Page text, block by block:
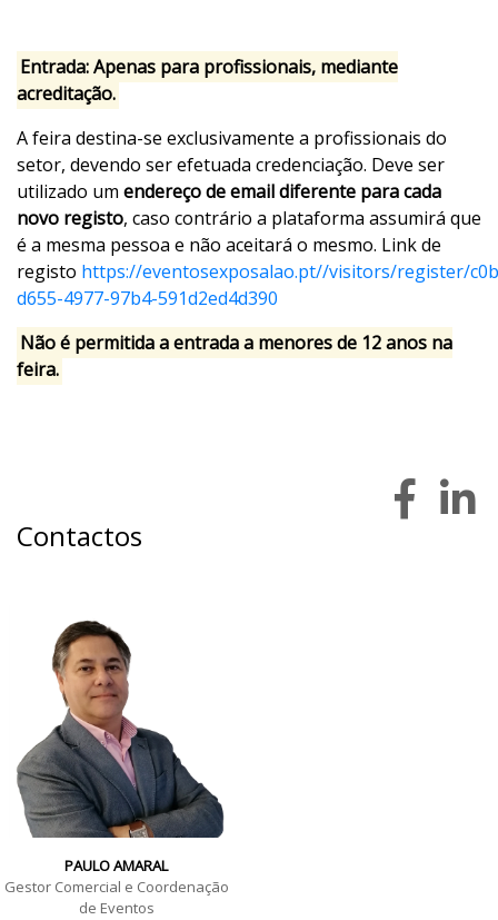
Entrada: Apenas para profissionais, mediante
acreditação.
A feira destina-se exclusivamente a profissionais do
setor, devendo ser efetuada credenciação. Deve ser
utilizado um endereço de email diferente para cada
novo registo, caso contrário a plataforma assumirá que
é a mesma pessoa e não aceitará o mesmo. Link de
registo https://eventosexposalao.pt//visitors/register/
d655-4977-97b4-591d2ed4d390
Não é permitida a entrada a menores de 12 anos na
feira.
Contactos
PAULO AMARAL
Gestor Comercial e Coordenação
de Eventos